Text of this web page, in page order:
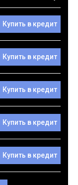
Купить в кредит
Купить в кредит
Купить в кредит
Купить в кредит
Купить в кредит